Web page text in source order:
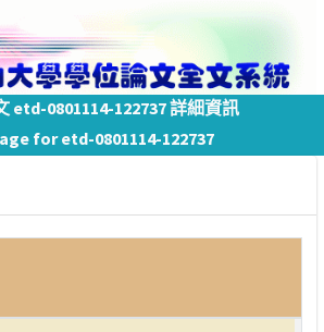
etd-0801114-122737 詳細資訊
for etd-0801114-122737